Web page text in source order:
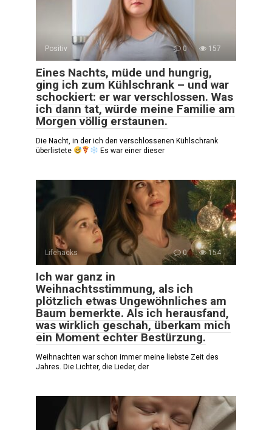
Positiv 0 157
Eines Nachts, müde und hungrig,
ging ich zum Kühlschrank – und war
schockiert: er war verschlossen. Was
ich dann tat, würde meine Familie am
Morgen völlig erstaunen.
Die Nacht, in der ich den verschlossenen Kühlschrank
überlistete
Es war einer dieser
Lifehacks 0 154
Ich war ganz in
Weihnachtsstimmung, als ich
plötzlich etwas Ungewöhnliches am
Baum bemerkte. Als ich herausfand,
was wirklich geschah, überkam mich
ein Moment echter Bestürzung.
Weihnachten war schon immer meine liebste Zeit des
Jahres. Die Lichter, die Lieder, der